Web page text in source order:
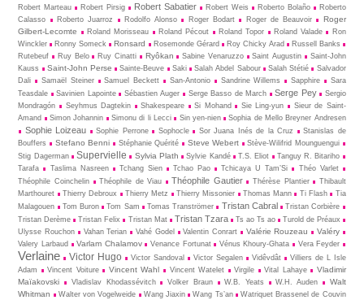
Robert Marteau
Robert Pirsig Robert Sabatier Robert Weis Roberto Bolaño
Roberto
Calasso
Roberto Juarroz Rodolfo Alonso Roger Bodart Roger de Beauvoir
Roger
Gilbert-Lecomte
Roland Morisseau Roland Pécout Roland Topor Roland Valade
Ron
Winckler
Ronny Someck Ronsard Rosemonde Gérard Roy Chicky Arad
Russell Banks
Rutebeuf
Ruy Belo Ruy Cinatti Ryôkan Sabine Venaruzzo Saint Augustin
Saint-John
Kauss
Saint-John Perse Sainte-Beuve Saki Salah Abdel Sabour Salah Stétié
Salvador
Dali
Samaël Steiner Samuel Beckett San-Antonio Sandrine Willems Sapphire
Sara
Teasdale
Savinien Lapointe Sébastien Auger Serge Basso de March Serge Pey
Sergio
Mondragón
Seyhmus Dagtekin Shakespeare Si Mohand Sie Ling-yun
Sieur de Saint-
Amand
Simon Johannin Simonu di li Lecci Sin yen-nien Sophia de Mello Breyner Andresen
Sophie Loizeau Sophie Perrone Sophocle Sor Juana Inés de la Cruz
Stanislas de
Bouffers
Stefano Benni Stéphanie Quérité Steve Webert
Stève-Wilifrid Mounguengui
Stig Dagerman
Supervielle Sylvia Plath Sylvie Kandé T.S. Eliot
Tanguy R. Bitariho
Tarafa
Taslima Nasreen Tchang Sien Tchao Pao Tchicaya U Tam’Si
Théo Varlet
Théophile Coinchelin
Théophile de Viau Théophile Gautier Thérèse Plantier
Thibault
Marthouret
Thierry Debroux Thierry Metz Thierry Missonier Thomas Mann Ti Flash
Tia
Malagouen
Tom Buron Tom Sam Tomas Tranströmer Tristan Cabral
Tristan Corbière
Tristan Derème
Tristan Felix Tristan Mat Tristan Tzara Ts ao Ts ao
Turold de Préaux
Ulysse Rouchon
Vahan Terian Vahé Godel Valentin Conrart Valérie Rouzeau Valéry
Valery Larbaud Varlam Chalamov Venance Fortunat Vénus Khoury-Ghata Vera Feyder
Verlaine Victor Hugo Victor Sandoval Victor Segalen Vidêvdât
Villiers de L Isle
Adam
Vincent Voiture Vincent Wahl Vincent Watelet Virgile Vital Lahaye
Vladimir
Maïakovski
Vladislav Khodassévitch Volker Braun W.B. Yeats W.H. Auden
Walt
Whitman
Walter von Vogelweide Wang Jiaxin Wang Ts’an Watriquet Brassenel de Couvin